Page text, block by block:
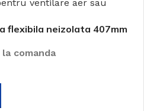
flexibila neizolata 407mm
comanda
COȘ